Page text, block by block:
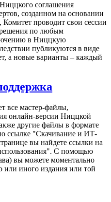
соглашения
созданном на основании
проводит свои сессии
решения по любым
в Ниццкую
публикуются в виде
а новые варианты – каждый
все мастер-файлы,
онлайн-версии Ниццкой
другие файлы в формате
ссылке "Скачивание и ИТ-
вы найдете ссылки на
С помощью
вы можете моментально
или иного издания или той